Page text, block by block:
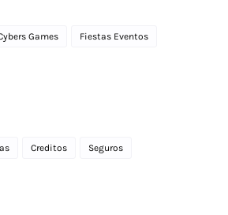
Games Fiestas Eventos
Creditos Seguros